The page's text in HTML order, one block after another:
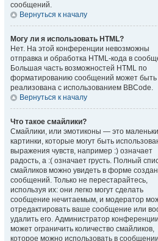
сообщений.
Вернуться к началу
Могу ли я использовать HTML?
Нет. На этой конференции невозможны
отправка и обработка HTML-кода в
Большая часть возможностей HTML по
форматированию сообщений может быть
реализована с использованием BBCode.
Вернуться к началу
Что такое смайлики?
Смайлики, или эмотиконы — это
картинки, которые могут быть
выражения чувств, например :) означает
радость, а :( означает грусть. Полный
смайликов можно увидеть в форме
сообщений. Только не перестарайтесь,
используя их: они легко могут сделать
сообщение нечитаемым, и модератор
отредактировать ваше сообщение или
удалить его. Администратор
может ограничить количество смайликов,
которое можно использовать в